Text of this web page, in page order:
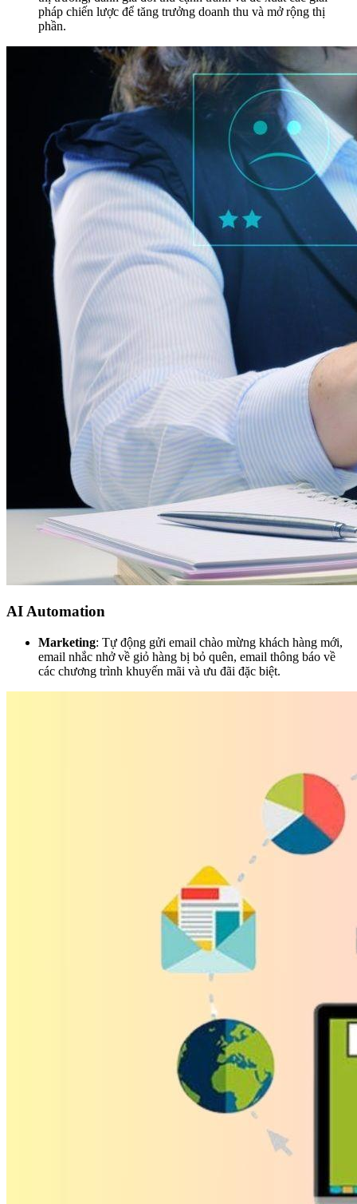
pháp chiến lược để tăng trưởng doanh thu và mở rộng thị
phần.
AI Automation
Marketing: Tự động gửi email chào mừng khách hàng mới,
email nhắc nhở về giỏ hàng bị bỏ quên, email thông báo về
các chương trình khuyến mãi và ưu đãi đặc biệt.